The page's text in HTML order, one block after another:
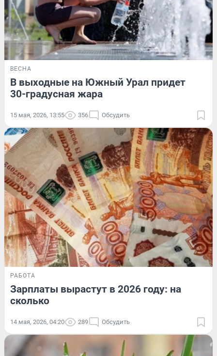
ВЕСНА
В выходные на Южный Урал придет
30-градусная жара
15 мая, 2026, 13:55 356 Обсудить
РАБОТА
Зарплаты вырастут в 2026 году: на
сколько
14 мая, 2026, 04:20 289 Обсудить